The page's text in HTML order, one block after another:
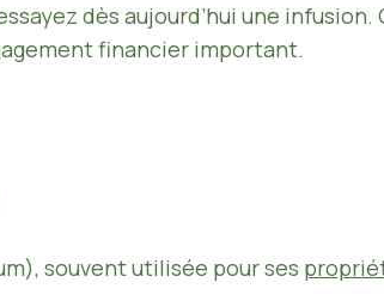
dès aujourd’hui une
financier important.
souvent utilisée pour ses